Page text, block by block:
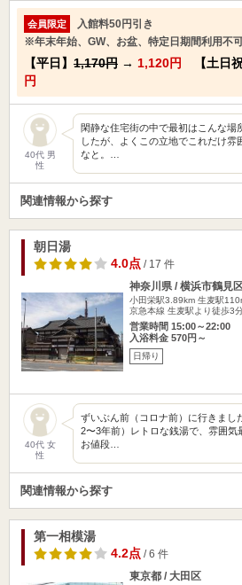
会員限定
入館料50円引き
※年末年始、GW、お盆、特定日期間利用不
【平日】 1,170円 → 1,120円 【土日祝
円
40代 男
性
閑静な住宅街の中で最初はこんな場
したが、よくこの立地でこれだけ雰
なと。…
関連情報から探す
朝日湯
4.0点/ 17 件
神奈川県 / 横浜市鶴見
小田栄駅3.89km 生麦駅
京急本線 生麦駅より徒歩3
営業時間 15:00～22:00
入浴料金 570円～
日帰り
40代 女
性
ずいぶん前（コロナ前）に行きまし
2〜3年前）レトロな銭湯で、雰囲気
お値段…
関連情報から探す
第一相模湯
4.2点/ 6 件
東京都 / 大田区